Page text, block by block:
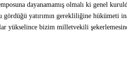
dayanamamış olmalı ki genel
yatırımın gerekliliğine hükümeti
yükselince bizim milletvekili